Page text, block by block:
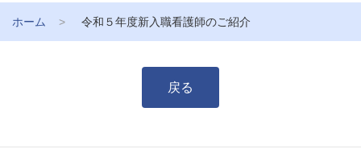
ホーム 令和５年度新入職看護師のご紹介
戻る